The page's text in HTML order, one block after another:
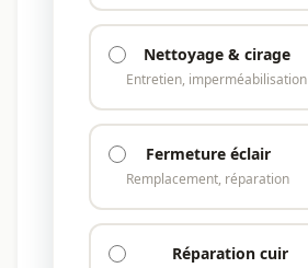
Nettoyage & cirage
Entretien, imperméabilisation
Fermeture éclair
Remplacement, réparation
Réparation cuir